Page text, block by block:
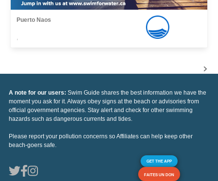
Puerto Naos
,
A note for our users: Swim Guide shares the best information we have the
moment you ask for it. Always obey signs at the beach or advisories from
official government agencies. Stay alert and check for other swimming
hazards such as dangerous currents and tides.
Please report your pollution concerns so Affiliates can help keep other
beach-goers safe.
GET THE APP
FAITES UN DON